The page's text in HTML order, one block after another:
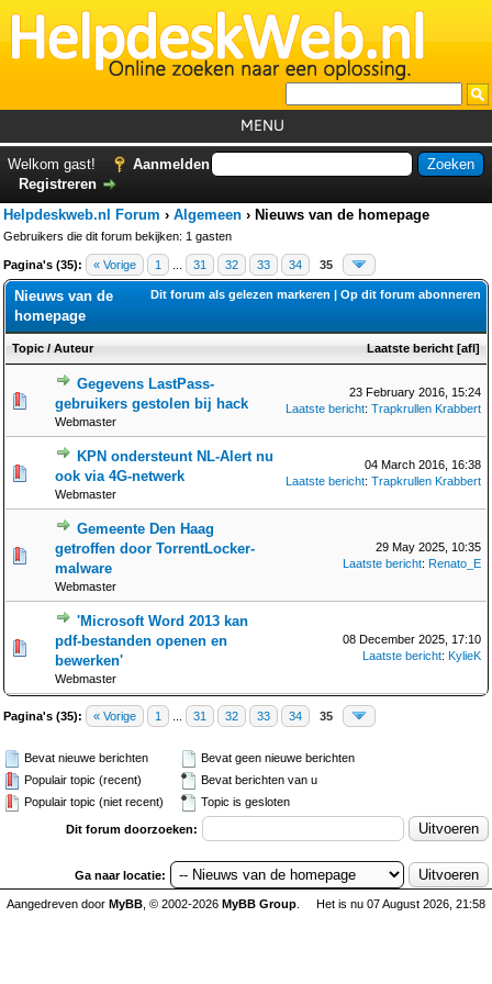
MENU
Foutcodes
Helpdesks
GemistDownloader
Forum
Welkom gast!
Aanmelden
Registreren
Helpdeskweb.nl Forum › Algemeen › Nieuws van de homepage
Gebruikers die dit forum bekijken: 1 gasten
Pagina's (35): « Vorige 1 31 32 33 34 35
Dit forum als gelezen markeren | Op dit forum abonneren
Nieuws van de
homepage
Topic / Auteur Laatste bericht [afl]
Gegevens LastPass-
gebruikers gestolen bij hack
Webmaster
23 February 2016, 15:24
Laatste bericht: Trapkrullen Krabbert
KPN ondersteunt NL-Alert nu
ook via 4G-netwerk
Webmaster
04 March 2016, 16:38
Laatste bericht: Trapkrullen Krabbert
Gemeente Den Haag
getroffen door TorrentLocker-
malware
Webmaster
29 May 2025, 10:35
Laatste bericht: Renato_E
'Microsoft Word 2013 kan
pdf-bestanden openen en
bewerken'
Webmaster
08 December 2025, 17:10
Laatste bericht: KylieK
Pagina's (35): « Vorige 1 31 32 33 34 35
Bevat nieuwe berichten
Populair topic (recent)
Populair topic (niet recent)
Bevat geen nieuwe berichten
Bevat berichten van u
Topic is gesloten
Dit forum doorzoeken:
Ga naar locatie:
Het is nu 07 August 2026, 21:58
Aangedreven door MyBB , © 2002-2026 MyBB Group